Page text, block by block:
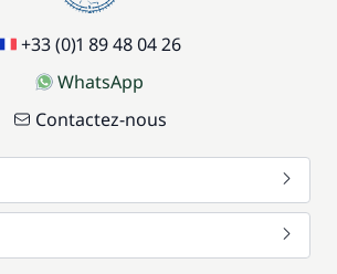
+33 (0)1 89 48 04 26
WhatsApp
Contactez-nous